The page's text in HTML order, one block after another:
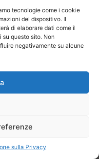
tecnologie come i cookie
del dispositivo. Il
di elaborare dati come il
questo sito. Non
negativamente su alcune
sulla Privacy
Contatti
- SH WEB